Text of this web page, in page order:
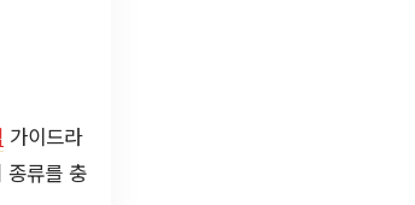
가이드라
종류를 충